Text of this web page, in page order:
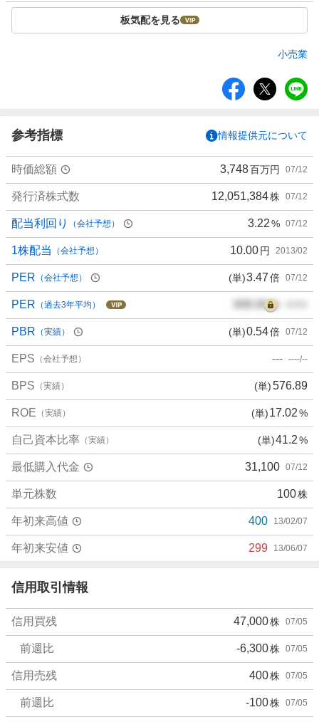
板気配を見る
小売業
ア
参考指標 情報提供元について
時価総額 3,748百万円 07/12
発行済株式数 12,051,384株 07/12
配当利回り （会社予想） 3.22% 07/12
1株配当 （会社予想） 10.00円 2013/02
PER （会社予想） (単)3.47倍 07/12
PER （過去3年平均） 000.00倍
PBR （実績） (単)0.54倍 07/12
EPS （会社予想） --- ----/--
BPS （実績） (単)576.89
ROE （実績） (単)17.02%
自己資本比率 （実績） (単)41.2%
最低購入代金 31,100 07/12
単元株数 100株
年初来高値 400 13/02/07
年初来安値 299 13/06/07
信用取引情報
信用買残 47,000株 07/05
前週比 -6,300株 07/05
信用売残 400株 07/05
前週比 -100株 07/05